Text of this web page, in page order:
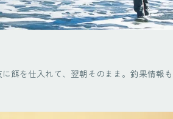
餌を仕入れて、翌朝そのまま。釣果情報も